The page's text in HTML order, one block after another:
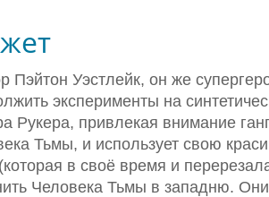
Пэйтон Уэстлейк, он же
эксперименты на
Рукера, привлекая внимание
Тьмы, и использует свою
в своё время и
Человека Тьмы в западню.